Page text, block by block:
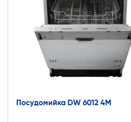
Посудомийка DW 6012 4М